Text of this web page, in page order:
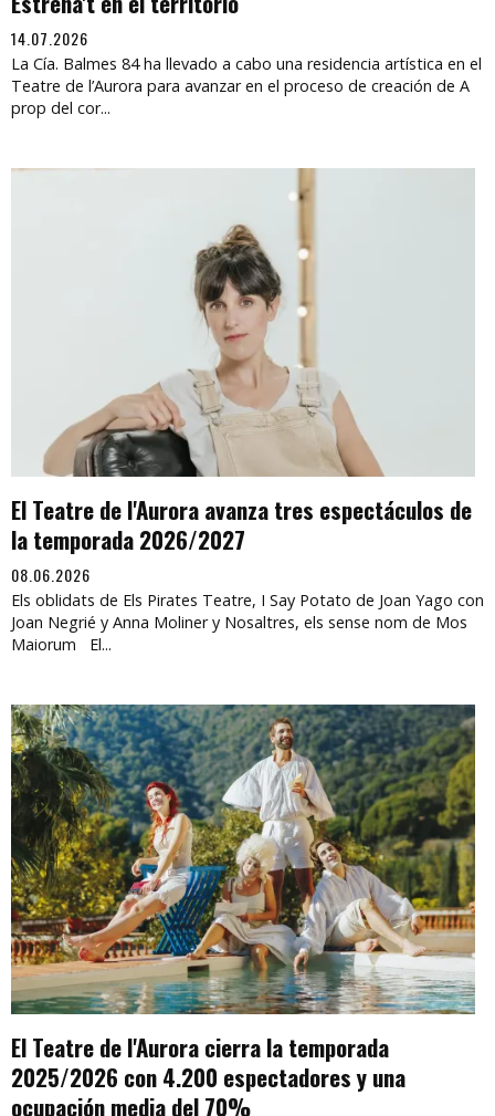
14.07.2026
La Cía. Balmes 84 ha llevado a cabo una residencia artística en el
Teatre de l’Aurora para avanzar en el proceso de creación de A
prop del cor...
El Teatre de l'Aurora avanza tres espectáculos de
la temporada 2026/2027
08.06.2026
Els oblidats de Els Pirates Teatre, I Say Potato de Joan Yago con
Joan Negrié y Anna Moliner y Nosaltres, els sense nom de Mos
Maiorum El...
El Teatre de l'Aurora cierra la temporada
2025/2026 con 4.200 espectadores y una
ocupación media del 70%